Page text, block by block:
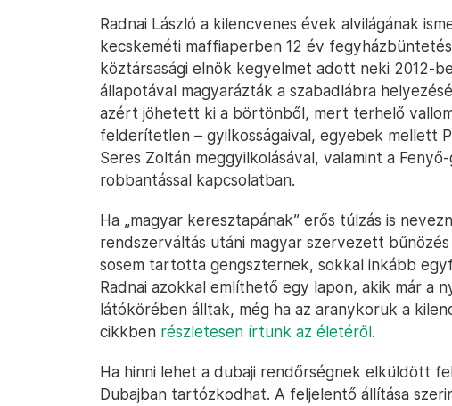
Radnai László a kilencvenes évek alvilágának
kecskeméti maffiaperben 12 év
köztársasági elnök kegyelmet adott neki 2012-
állapotával magyarázták a szabadlábra
azért jöhetett ki a börtönből, mert terhelő
felderítetlen – gyilkosságaival, egyebek mellett
Seres Zoltán meggyilkolásával, valamint a
robbantással kapcsolatban.
Ha „magyar keresztapának” erős túlzás is
rendszerváltás utáni magyar szervezett
sosem tartotta gengszternek, sokkal inkább
Radnai azokkal említhető egy lapon, akik már a
látókörében álltak, még ha az aranykoruk a
cikkben részletesen írtunk az életéről.
Ha hinni lehet a dubaji rendőrségnek elküldött
Dubajban tartózkodhat. A feljelentő állítása